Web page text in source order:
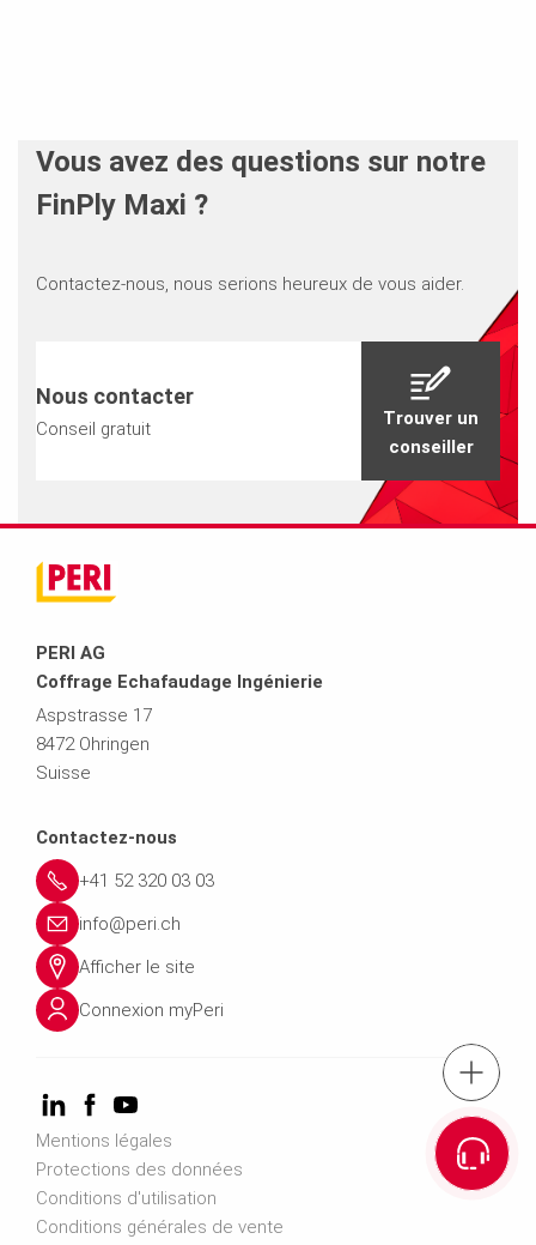
Tél. : '+41 52
Accéder au formulaire de
Vous avez des questions sur notre
FinPly Maxi ?
Contactez-nous, nous serions heureux de vous aider.
Nous contacter
Conseil gratuit
Trouver un
conseiller
PERI AG
Coffrage Echafaudage Ingénierie
Aspstrasse 17
8472 Ohringen
Suisse
Contactez-nous
+41 52 320 03 03
info@peri.ch
Afficher le site
Connexion myPeri
Mentions légales
Protections des données
Conditions d'utilisation
Conditions générales de vente